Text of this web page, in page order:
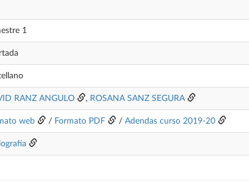
1
RANZ ANGULO , ROSANA SANZ SEGURA
web / Formato PDF / Adendas curso 2019-20